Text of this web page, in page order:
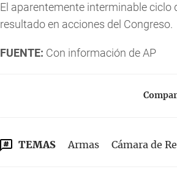
El aparentemente interminable ciclo
resultado en acciones del Congreso.
FUENTE: Con información de AP
TEMAS Armas Cámara de